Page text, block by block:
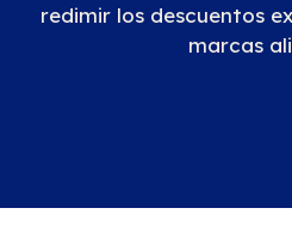
redimir los descuentos
marcas